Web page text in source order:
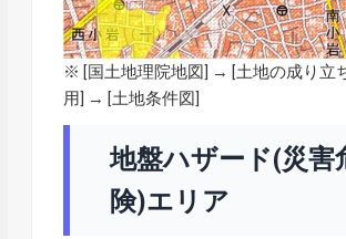
※ [国土地理院地図] → [土地の成り立
用] → [土地条件図]
地盤ハザード(災害
険)エリア